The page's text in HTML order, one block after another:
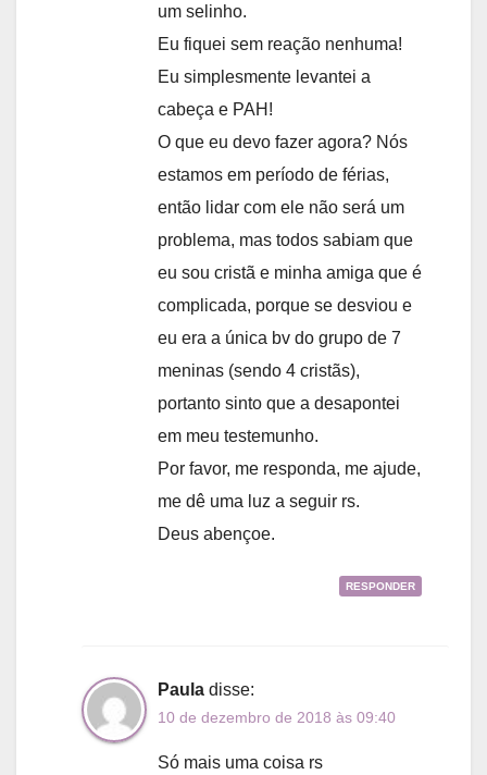
um selinho.
Eu fiquei sem reação nenhuma!
Eu simplesmente levantei a
cabeça e PAH!
O que eu devo fazer agora? Nós
estamos em período de férias,
então lidar com ele não será um
problema, mas todos sabiam que
eu sou cristã e minha amiga que é
complicada, porque se desviou e
eu era a única bv do grupo de 7
meninas (sendo 4 cristãs),
portanto sinto que a desapontei
em meu testemunho.
Por favor, me responda, me ajude,
me dê uma luz a seguir rs.
Deus abençoe.
RESPONDER
Paula disse:
10 de dezembro de 2018 às 09:40
Só mais uma coisa rs